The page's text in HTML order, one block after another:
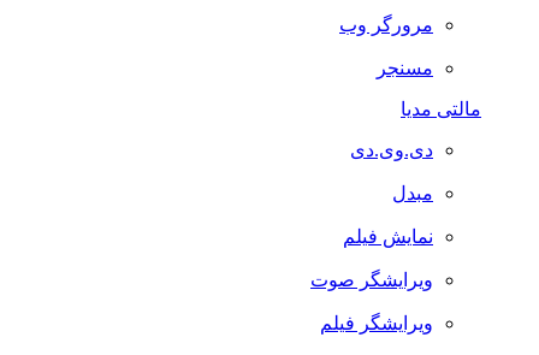
مرورگر وب
مسنجر
مالتی مدیا
دی.وی.دی
مبدل
نمایش فیلم
ویرایشگر صوت
ویرایشگر فیلم